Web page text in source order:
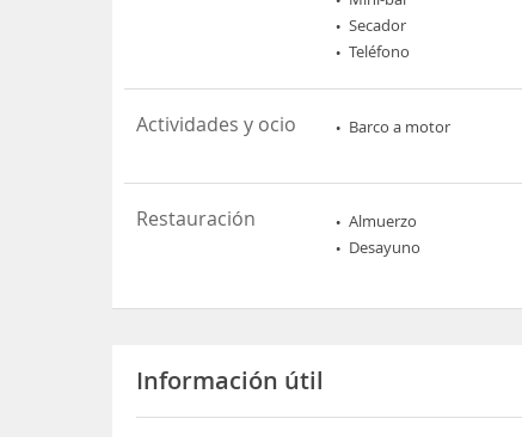
Secador
Teléfono
Actividades y ocio Barco a motor
Restauración Almuerzo
Desayuno
Información útil